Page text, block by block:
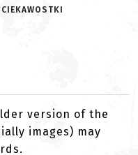
CIEKAWOSTKI
version of the
images) may